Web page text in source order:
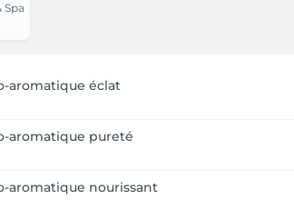
Spa
aromatique éclat
aromatique pureté
aromatique nourissant